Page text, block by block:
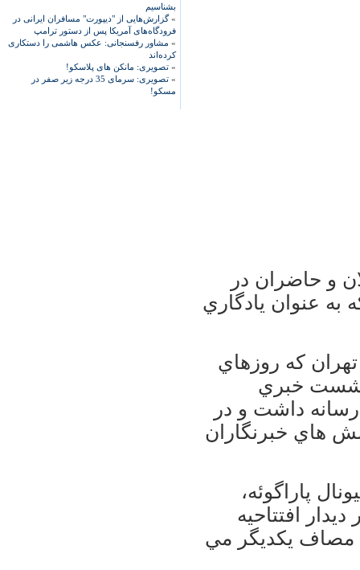
بشناسیم
»گزارش‌هایی از "دیپورت" مسافران ایرانی در
فرودگاه‌های آمریکا پس از دستور ترامپ
» مشاور رفسنجانی: عکس هاشمی را دستکاری
کرده‌اند
» تصویری: مانکن های پلاسکو!
»
تصویری: سرمای 35 درجه زیر صفر در
مسکو!
و حاضران در
عنوان يادگاري
كه روزهاي
خبري
داشت و در
هاي خبرنگاران
پاراگوئه،
در ديدار افتتاحيه
مصاف يكديگر مي